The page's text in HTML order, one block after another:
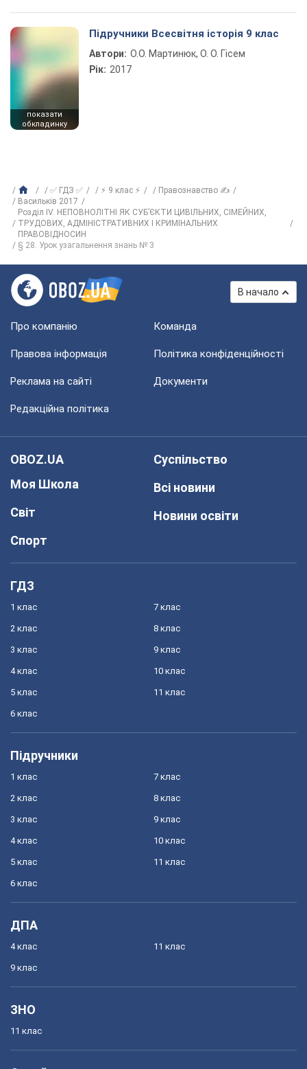
показати
обкладинку
Підручники Всесвітня історія 9 клас
Автори: О.О. Мартинюк, О. О. Гісем
Рік: 2017
✅ ГДЗ ✅ ⚡ 9 клас ⚡
Правознавство ✍
Васильків 2017
Розділ IV. НЕПОВНОЛІТНІ ЯК СУБ’ЄКТИ ЦИВІЛЬНИХ, СІМЕЙНИХ,
ТРУДОВИХ, АДМІНІСТРАТИВНИХ І КРИМІНАЛЬНИХ
ПРАВОВІДНОСИН
§ 28. Урок узагальнення знань № 3
В начало
Про компанію Команда
Правова інформація Політика конфіденційності
Реклама на сайті Документи
Редакційна політика
OBOZ.UA
Моя Школа
Світ
Спорт
Суспільство
Всі новини
Новини освіти
ГДЗ
1 клас
2 клас
3 клас
4 клас
5 клас
6 клас
7 клас
8 клас
9 клас
10 клас
11 клас
Підручники
1 клас
2 клас
3 клас
4 клас
5 клас
6 клас
7 клас
8 клас
9 клас
10 клас
11 клас
ДПА
4 клас
9 клас
11 клас
ЗНО
11 клас